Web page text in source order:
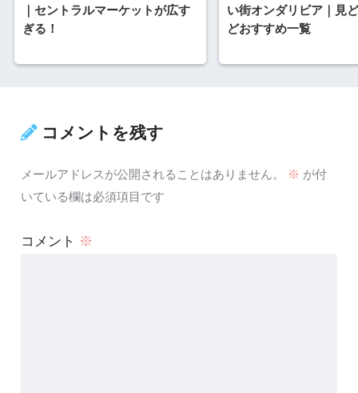
｜セントラルマーケットが広す
ぎる！
い街オンダリビア｜見
どおすすめ一覧
コメントを残す
メールアドレスが公開されることはありません。 ※ が付
いている欄は必須項目です
コメント ※